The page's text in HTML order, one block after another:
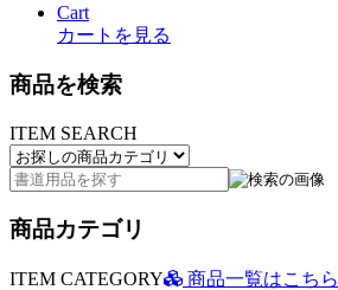
Cart
カートを見る
商品を検索
ITEM SEARCH
商品カテゴリ
ITEM CATEGORY
商品一覧はこち